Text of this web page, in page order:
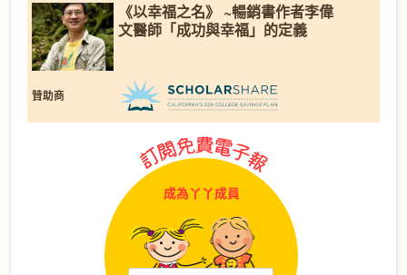
《以幸福之名》 ~暢銷書作者李偉
文醫師「成功與幸福」的定義
贊助商
成為丫丫成員